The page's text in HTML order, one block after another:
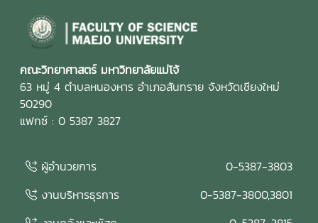
คณะวิทยาศาสตร์ มหาวิทยาลัยแม่โจ้
63 หมู่ 4 ตำบลหนองหาร อำเภอสันทราย จังหวัดเชียงใหม่
50290
แฟกซ์ : 0 5387 3827
ผู้อำนวยการ
0-5387-3803
งานบริหารธุรการ
0-5387-3800,3801